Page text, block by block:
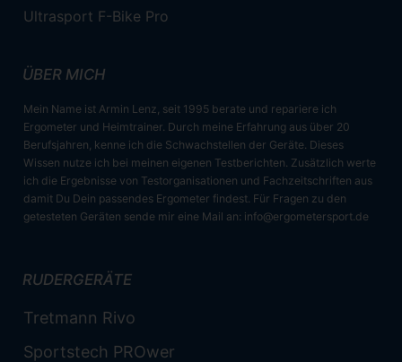
Ultrasport F-Bike Pro
ÜBER MICH
Mein Name ist Armin Lenz, seit 1995 berate und repariere ich
Ergometer und Heimtrainer. Durch meine Erfahrung aus über 20
Berufsjahren, kenne ich die Schwachstellen der Geräte. Dieses
Wissen nutze ich bei meinen eigenen Testberichten. Zusätzlich werte
ich die Ergebnisse von Testorganisationen und Fachzeitschriften aus
damit Du Dein passendes Ergometer findest. Für Fragen zu den
getesteten Geräten sende mir eine Mail an: info@ergometersport.de
RUDERGERÄTE
Tretmann Rivo
Sportstech PROwer